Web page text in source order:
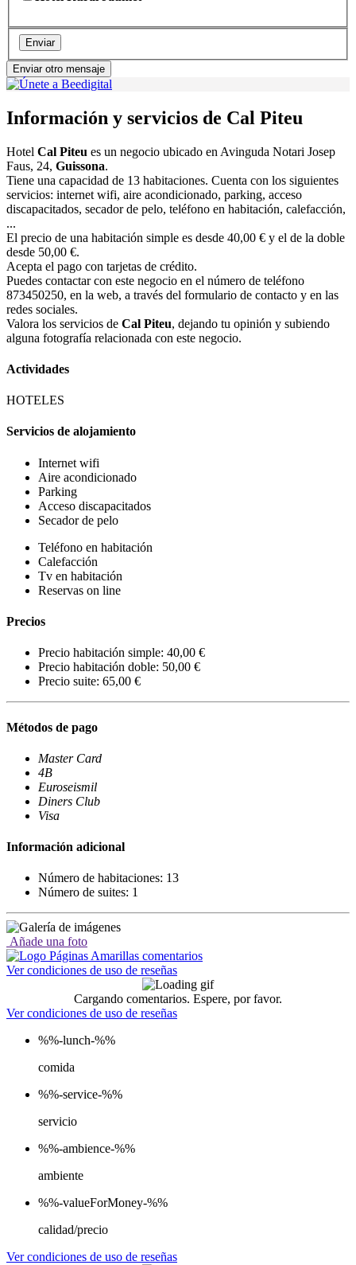
Enviar
Enviar otro mensaje
Información y servicios de Cal Piteu
Hotel Cal Piteu es un negocio ubicado en Avinguda Notari Josep
Faus, 24, Guissona.
Tiene una capacidad de 13 habitaciones. Cuenta con los siguientes
servicios: internet wifi, aire acondicionado, parking, acceso
discapacitados, secador de pelo, teléfono en habitación, calefacción,
...
El precio de una habitación simple es desde 40,00 € y el de la doble
desde 50,00 €.
Acepta el pago con tarjetas de crédito.
Puedes contactar con este negocio en el número de teléfono
873450250, en la web, a través del formulario de contacto y en las
redes sociales.
Valora los servicios de Cal Piteu, dejando tu opinión y subiendo
alguna fotografía relacionada con este negocio.
Actividades
HOTELES
Servicios de alojamiento
Internet wifi
Aire acondicionado
Parking
Acceso discapacitados
Secador de pelo
Teléfono en habitación
Calefacción
Tv en habitación
Reservas on line
Precios
Precio habitación simple: 40,00 €
Precio habitación doble: 50,00 €
Precio suite: 65,00 €
Métodos de pago
Master Card
4B
Euroseismil
Diners Club
Visa
Información adicional
Número de habitaciones: 13
Número de suites: 1
Añade una foto
Ver condiciones de uso de reseñas
Cargando comentarios. Espere, por favor.
Ver condiciones de uso de reseñas
%%-lunch-%%
comida
%%-service-%%
servicio
%%-ambience-%%
ambiente
%%-valueForMoney-%%
calidad/precio
Ver condiciones de uso de reseñas